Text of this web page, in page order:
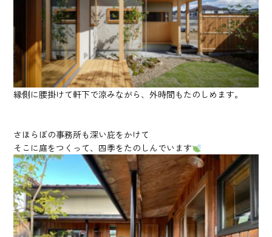
縁側に腰掛けて軒下で涼みながら、外時間もたのしめます。
さほらぼの事務所も深い庇をかけて
そこに庭をつくって、四季をたのしんでいます